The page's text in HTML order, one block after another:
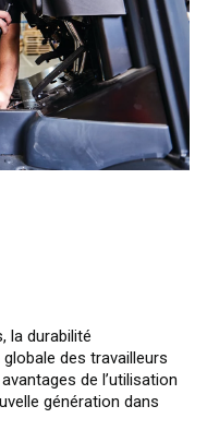
la durabilité
des travailleurs
de l’utilisation
génération dans